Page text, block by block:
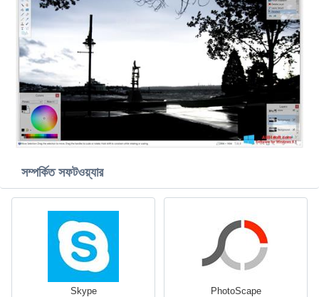
সম্পর্কিত সফটওয়্যার
Skype PhotoScape